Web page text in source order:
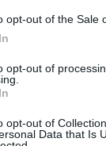
opt-out of the Sale
opt-out of
opt-out of
Data that Is
la barre
À mesure
fiables